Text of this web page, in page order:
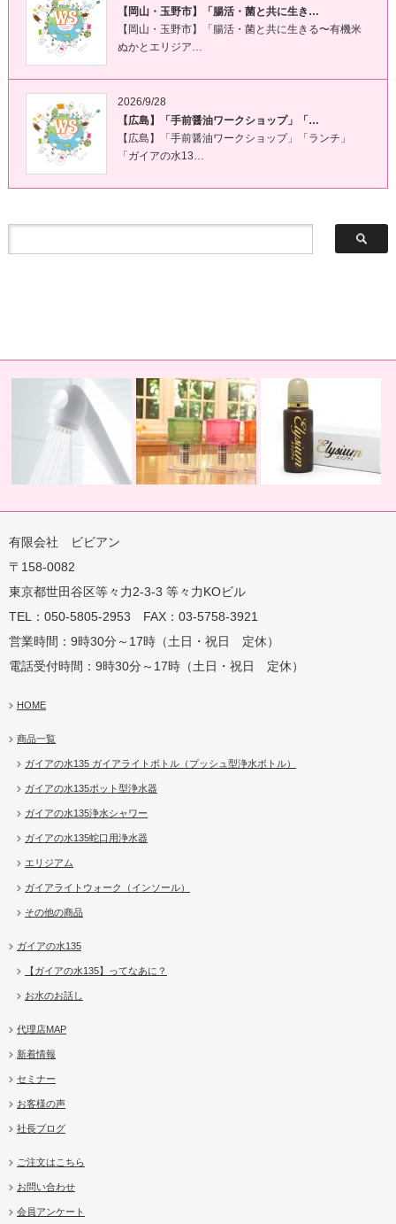
【岡山・玉野市】「腸活・菌と共に生き…
【岡山・玉野市】「腸活・菌と共に生きる〜有機米
ぬかとエリジア…
2026/9/28
【広島】「手前醤油ワークショップ」「…
【広島】「手前醤油ワークショップ」「ランチ」
「ガイアの水13…
用地球の恵みを シャワー
有限会社 ビビアン
〒158-0082
東京都世田谷区等々力2-3-3 等々力KOビル
TEL：050-5805-2953 FAX：03-5758-3921
営業時間：9時30分～17時（土日・祝日 定休）
電話受付時間：9時30分～17時（土日・祝日 定休）
HOME
商品一覧
ガイアの水135 ガイアライトボトル（プッシュ型浄水ボトル）
ガイアの水135ポット型浄水器
ガイアの水135浄水シャワー
ガイアの水135蛇口用浄水器
エリジアム
ガイアライトウォーク（インソール）
その他の商品
ガイアの水135
【ガイアの水135】ってなあに？
お水のお話し
代理店MAP
新着情報
セミナー
お客様の声
社長ブログ
ご注文はこちら
お問い合わせ
会員アンケート